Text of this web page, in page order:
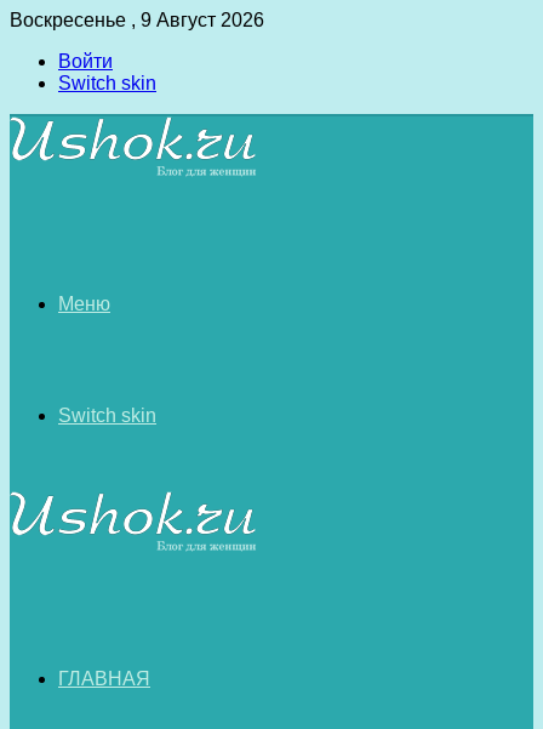
Воскресенье , 9 Август 2026
Войти
Switch skin
Меню
Switch skin
ГЛАВНАЯ